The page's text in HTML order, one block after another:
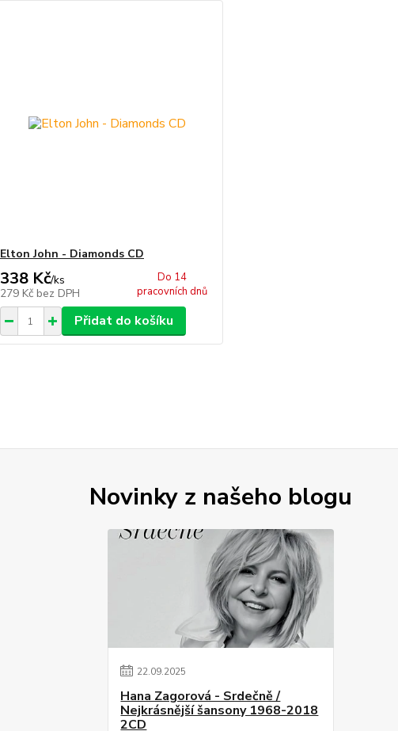
Elton John - Diamonds CD
338 Kč/ks
279 Kč bez DPH
Do 14
pracovních dnů
Přidat do košíku
Novinky z našeho blogu
22.09.2025
Hana Zagorová - Srdečně /
Nejkrásnější šansony 1968-2018
2CD